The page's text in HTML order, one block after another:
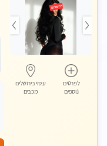
לפרטים
נוספים
עיסוי בירושלים
מכבים